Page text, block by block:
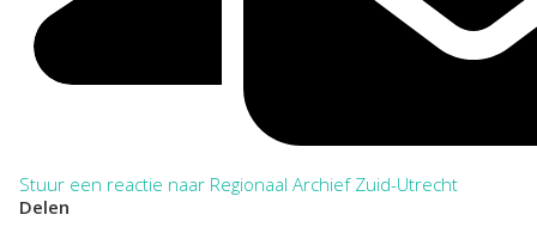
Stuur een reactie naar Regionaal Archief Zuid-Utrecht
Delen